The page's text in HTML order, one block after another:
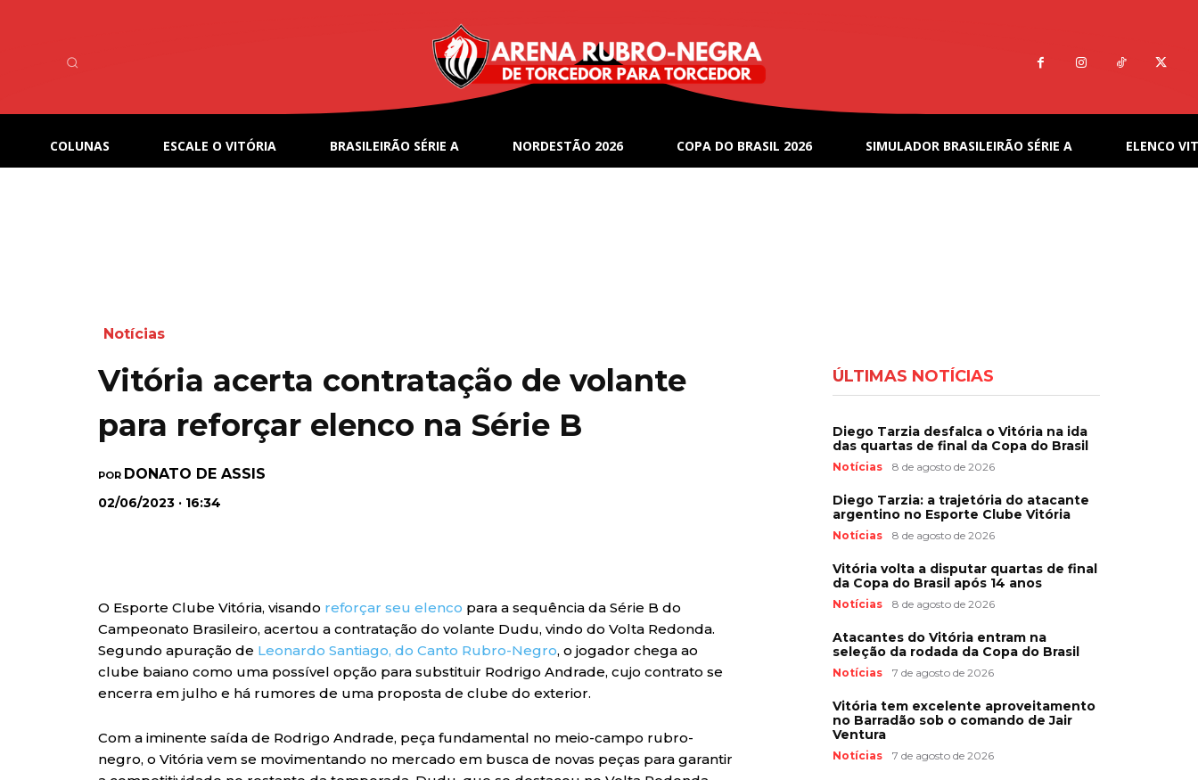
COLUNAS ESCALE O VITÓRIA BRASILEIRÃO SÉRIE A NORDESTÃO 2026 COPA DO BRASIL 2026 SIMULADOR BRASILEIRÃO SÉRIE A ELENCO
Notícias
Vitória acerta contratação de volante
para reforçar elenco na Série B
POR DONATO DE ASSIS
02/06/2023 · 16:34
O Esporte Clube Vitória, visando reforçar seu elenco para a sequência da Série B do
Campeonato Brasileiro, acertou a contratação do volante Dudu, vindo do Volta Redonda.
Segundo apuração de Leonardo Santiago, do Canto Rubro-Negro, o jogador chega ao
clube baiano como uma possível opção para substituir Rodrigo Andrade, cujo contrato se
encerra em julho e há rumores de uma proposta de clube do exterior.
Com a iminente saída de Rodrigo Andrade, peça fundamental no meio-campo rubro-
negro, o Vitória vem se movimentando no mercado em busca de novas peças para garantir
ÚLTIMAS NOTÍCIAS
Diego Tarzia desfalca o Vitória na ida
das quartas de final da Copa do Brasil
Notícias 8 de agosto de 2026
Diego Tarzia: a trajetória do atacante
argentino no Esporte Clube Vitória
Notícias 8 de agosto de 2026
Vitória volta a disputar quartas de final
da Copa do Brasil após 14 anos
Notícias 8 de agosto de 2026
Atacantes do Vitória entram na
seleção da rodada da Copa do Brasil
Notícias 7 de agosto de 2026
Vitória tem excelente aproveitamento
no Barradão sob o comando de Jair
Ventura
Notícias 7 de agosto de 2026